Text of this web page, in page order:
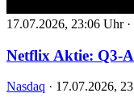
17.07.2026, 23:06 Uhr ·
Netflix Aktie: Q3-
Nasdaq · 17.07.2026,